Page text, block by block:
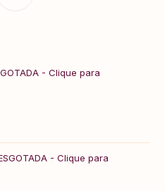
- Clique para
- Clique para